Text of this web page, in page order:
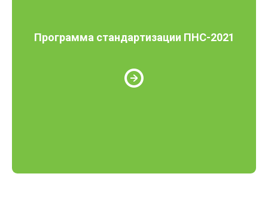
Программа стандартизации ПНС-2021